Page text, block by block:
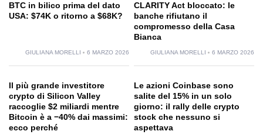
BTC in bilico prima del dato
USA: $74K o ritorno a $68K?
GIULIANA MORELLI 6 MARZO 2026
CLARITY Act bloccato: le
banche rifiutano il
compromesso della Casa
Bianca
GIULIANA MORELLI 6 MARZO 2026
Il più grande investitore
crypto di Silicon Valley
raccoglie $2 miliardi mentre
Bitcoin è a −40% dai massimi:
ecco perché
Le azioni Coinbase sono
salite del 15% in un solo
giorno: il rally delle crypto
stock che nessuno si
aspettava